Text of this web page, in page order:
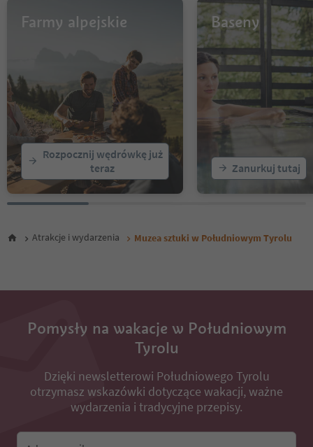
Farmy alpejskie
Rozpocznij wędrówkę już
teraz
Baseny
Zanurkuj tutaj
Atrakcje i wydarzenia Muzea sztuki w Południowym Tyrolu
Pomysły na wakacje w Południowym
Tyrolu
Dzięki newsletterowi Południowego Tyrolu
otrzymasz wskazówki dotyczące wakacji, ważne
wydarzenia i tradycyjne przepisy.